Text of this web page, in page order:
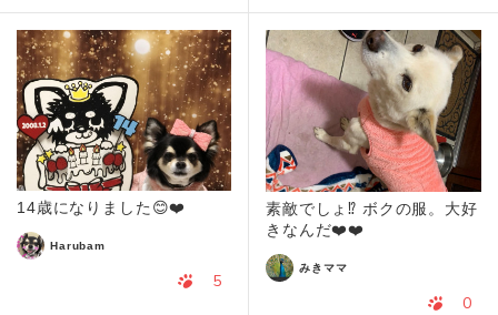
14歳になりました😊❤️
Harubam
5
素敵でしょ⁉️ ボクの服。大好
きなんだ❤️❤️
みきママ
0